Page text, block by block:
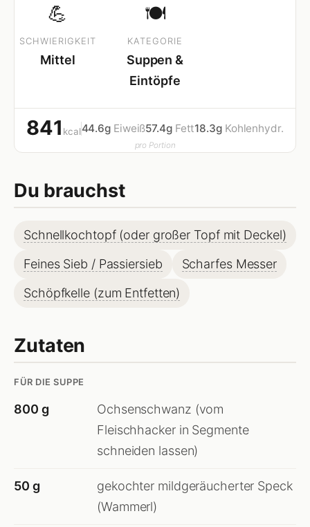
💪
SCHWIERIGKEIT
Mittel
🍽
KATEGORIE
Suppen &
Eintöpfe
841 kcal44.6g Eiweiß57.4g Fett18.3g Kohlenhydr.
pro Portion
Du brauchst
Schnellkochtopf (oder großer Topf mit Deckel)
Feines Sieb / Passiersieb
Scharfes Messer
Schöpfkelle (zum Entfetten)
Zutaten
FÜR DIE SUPPE
800 g
Ochsenschwanz (vom
Fleischhacker in Segmente
schneiden lassen)
50 g
gekochter mildgeräucherter Speck
(Wammerl)